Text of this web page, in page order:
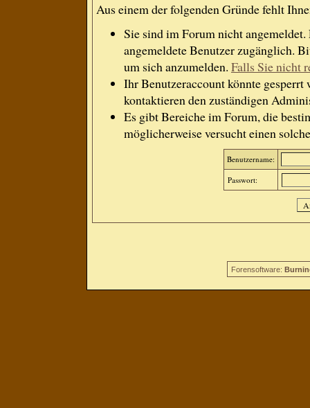
Aus einem der folgenden Gründe fehlt
Sie sind im Forum nicht
angemeldete Benutzer zugänglich.
um sich anzumelden. Falls Sie nicht
Ihr Benutzeraccount könnte gesperrt
kontaktieren den zuständigen
Es gibt Bereiche im Forum, die
möglicherweise versucht einen
Benutzername:
Passwort:
Forensoftware: